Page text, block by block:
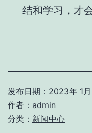
结和学习，才
发布日期： 2023年 1
作者： admin
分类： 新闻中心